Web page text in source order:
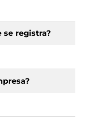
se registra?